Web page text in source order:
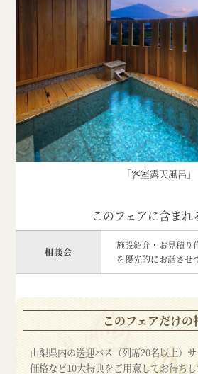
「客室露天風呂」
このフェアに含まれ
相談会
施設紹介・お見積り
を優先的にお話させ
このフェアだけの
山梨県内の送迎バス（列席20名以上）
価格など10大特典をご用意してお待ち